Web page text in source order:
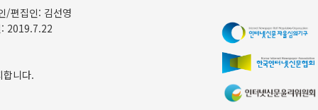
/편집인: 김선영
2019.7.22
니다.